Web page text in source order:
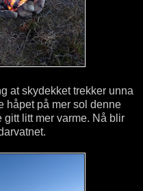
at skydekket trekker unna
håpet på mer sol denne
litt mer varme. Nå blir